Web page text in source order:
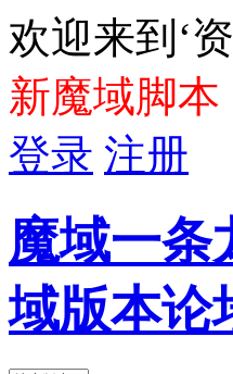
欢迎来到‘
新魔域脚本
登录 注册
魔域一条
域版本论